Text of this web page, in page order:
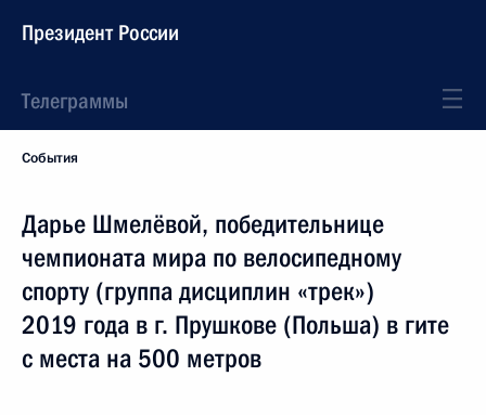
Президент России
Телеграммы
События
Дарье Шмелёвой, победительнице
чемпионата мира по велосипедному
спорту (группа дисциплин «трек»)
2019 года в г. Прушкове (Польша) в гите
с места на 500 метров